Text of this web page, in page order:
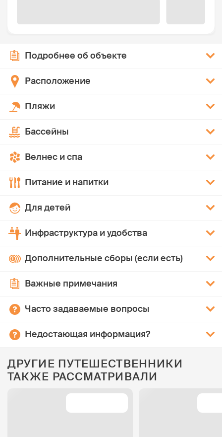
Подробнее об объекте
Расположение
Пляжи
Бассейны
Велнес и спа
Питание и напитки
Для детей
Инфраструктура и удобства
Дополнительные сборы (если есть)
Важные примечания
Часто задаваемые вопросы
Недостающая информация?
ДРУГИЕ ПУТЕШЕСТВЕННИКИ
ТАКЖЕ РАССМАТРИВАЛИ